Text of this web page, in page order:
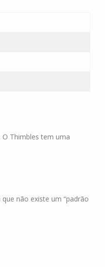
Thimbles tem uma
não existe um “padrão